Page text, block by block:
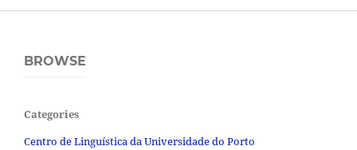
BROWSE
Categories
Centro de Linguística da Universidade do Porto